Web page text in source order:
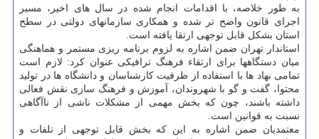
به طور خلاصه، با اقدامات انجام شده در سال های اخیر، مسیر
اجرای قانون واضح تر شده و همکاری سازمانهای دولتی در سطح
استان بشکل قابل توجهی ارتقا یافته است.
استاندار تهران ضمن اشاره به لزوم برنامه ریزی مستمر و هماهنگی
میان دستگاهها برای ارتقاء فرهنگ ترافیکی عنوان کرد: لازم است
تمامی نهاد ها با استفاده از ظرفیت کارشناسان و دانشگاه ها در تولید
محتوا، گفت و گو با شهروندان، آموزش و فرهنگ سازی نقش فعالی
داشته باشند، چون که بخش مهمی از مشکلات ناشی از ناآگاهی
نسبت به قوانین است.
معتمدیان ضمن اشاره به این که بخش قابل توجهی از تلفات و